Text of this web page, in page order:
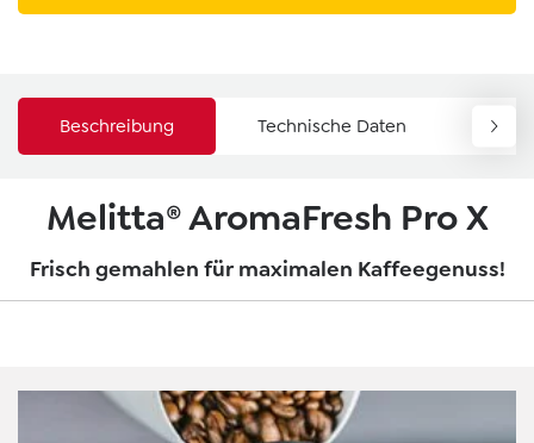
Beschreibung Technische Daten
Melitta® AromaFresh Pro X
Frisch gemahlen für maximalen Kaffeegenuss!